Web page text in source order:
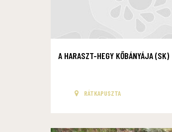
A HARASZT-HEGY KŐBÁNYÁJA (SK)
RÁTKAPUSZTA